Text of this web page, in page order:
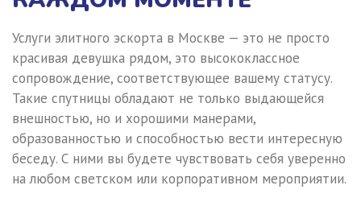
Услуги элитного эскорта в Москве — это не просто
красивая девушка рядом, это высококлассное
сопровождение, соответствующее вашему статусу.
Такие спутницы обладают не только выдающейся
внешностью, но и хорошими манерами,
образованностью и способностью вести интересную
беседу. С ними вы будете чувствовать себя уверенно
на любом светском или корпоративном мероприятии.